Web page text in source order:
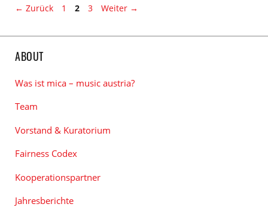
← Zurück Seite
1 Seite
2 Seite
3 Weiter →
ABOUT
Was ist mica – music austria?
Team
Vorstand & Kuratorium
Fairness Codex
Kooperationspartner
Jahresberichte